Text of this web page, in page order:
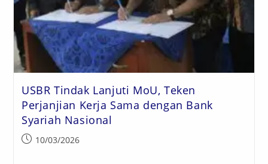
USBR Tindak Lanjuti MoU, Teken
Perjanjian Kerja Sama dengan Bank
Syariah Nasional
10/03/2026